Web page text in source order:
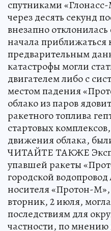
спутниками
через десять секунд
внезапно
начала приближаться
предварительным
катастрофы могли
двигателем либо с
местом падения
облако из паров
ракетного топлива
стартовых
движения облака,
ЧИТАЙТЕ ТАКЖЕ
упавшей ракеты
городской
носителя «Протон-
вторник, 2 июля,
последствиям для
частности, по мнению